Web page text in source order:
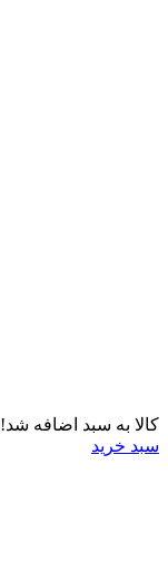
کالا به سبد اضافه شد!
سبد خرید